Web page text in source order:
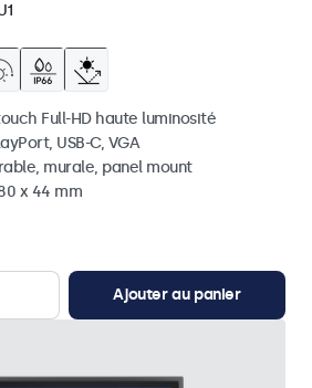
Full-HD haute luminosité
USB-C, VGA
murale, panel mount
x 44 mm
Ajouter au panier